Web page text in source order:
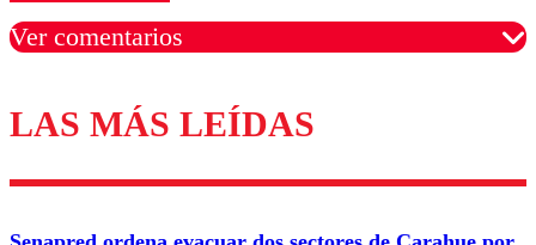
Ver comentarios
Los comentarios son moderados para garantizar un
diálogo respetuoso.
LAS MÁS LEÍDAS